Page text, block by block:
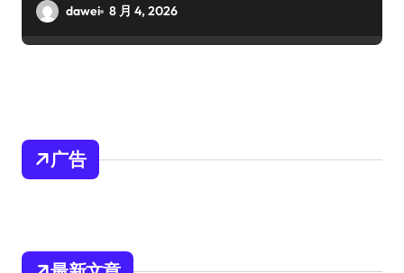
dawei 8 月 4, 2026
广告